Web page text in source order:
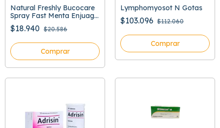
Natural Freshly Bucocare
Spray Fast Menta Enjuage
Bucal
$18.940 $20.586
Comprar
Lymphomyosot N Gotas
$103.096 $112.060
Comprar